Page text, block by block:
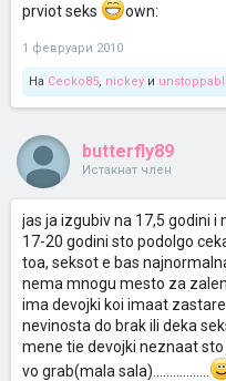
prviot seks own:
1 февруари 2010
На Cecko85, nickey и
butterfly89
Истакнат член
jas ja izgubiv na 17,5 godini
17-20 godini sto podolgo
toa, seksot e bas
nema mnogu mesto za
ima devojki koi imaat
nevinosta do brak ili deka
mene tie devojki neznaat
vo grab(mala sala).................